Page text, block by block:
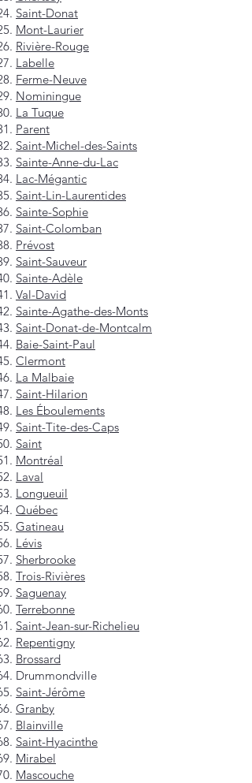
Saint-Donat
Mont-Laurier
Rivière-Rouge
Labelle
Ferme-Neuve
Nominingue
La Tuque
Parent
Saint-Michel-des-Saints
Sainte-Anne-du-Lac
Lac-Mégantic
Saint-Lin-Laurentides
Sainte-Sophie
Saint-Colomban
Prévost
Saint-Sauveur
Sainte-Adèle
Val-David
Sainte-Agathe-des-Monts
Saint-Donat-de-Montcalm
Baie-Saint-Paul
Clermont
La Malbaie
Saint-Hilarion
Les Éboulements
Saint-Tite-des-Caps
Saint
Montréal
Laval
Longueuil
Québec
Gatineau
Lévis
Sherbrooke
Trois-Rivières
Saguenay
Terrebonne
Saint-Jean-sur-Richelieu
Repentigny
Brossard
Drummondville
Saint-Jérôme
Granby
Blainville
Saint-Hyacinthe
Mirabel
Mascouche